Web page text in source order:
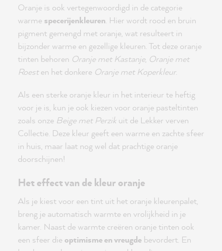
Oranje is ook vertegenwoordigd in de categorie
warme specerijenkleuren. Hier wordt rood en bruin
pigment gemengd met oranje, wat resulteert in
bijzonder warme en gezellige kleuren. Tot deze oranje
tinten behoren Oranje met Kastanje, Oranje met
Roesten het donkere Oranje met Koperkleur.
Als een sterke oranje kleur in het interieur te heftig
voor je is, kun je ook kiezen voor oranje pasteltinten
zoals onze Beige met Perzik uit de Lekker verven
Collectie. Deze kleur geeft een warme en zachte sfeer
in huis, maar laat nog wel dat prachtige oranje
doorschijnen!
Het effect van de kleur oranje
Als je kiest voor een tint uit het oranje kleurenpalet,
breng je automatisch warmte en vrolijkheid in je
kamer. Naast de warmte creëren oranje tinten ook
een sfeer die optimisme en vreugde bevordert. En